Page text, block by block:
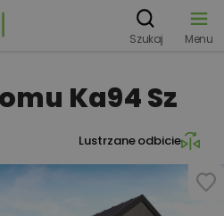
Szukaj Menu
Ka94 Sz
Lustrzane odbicie